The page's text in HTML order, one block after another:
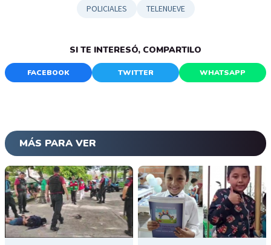
POLICIALES TELENUEVE
SI TE INTERESÓ, COMPARTILO
FACEBOOK TWITTER WHATSAPP
MÁS PARA VER